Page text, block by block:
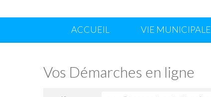
ACCUEIL VIE MUNICIPALE
Vos Démarches en ligne